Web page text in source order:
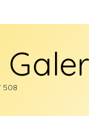
508